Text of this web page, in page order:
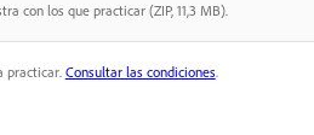
con los que practicar (ZIP, 11,3 MB).
practicar. Consultar las condiciones.